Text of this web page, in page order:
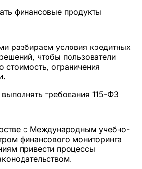
финансовые продукты
разбираем условия кредитных
чтобы пользователи
стоимость, ограничения
требования 115-ФЗ
с Международным учебно-
финансового мониторинга
привести процессы